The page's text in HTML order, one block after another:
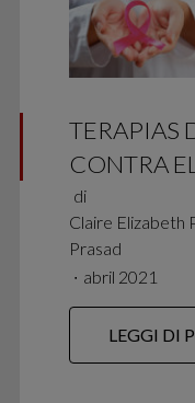
TERAPIAS
CONTRA
di
Claire Elizabeth
Prasad
∙ abril 2021
LEGGI DI